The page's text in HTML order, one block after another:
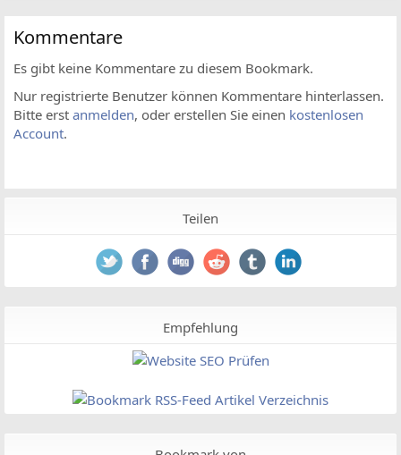
Kommentare
Es gibt keine Kommentare zu diesem Bookmark.
Nur registrierte Benutzer können Kommentare hinterlassen.
Bitte erst anmelden, oder erstellen Sie einen kostenlosen
Account.
Teilen
Empfehlung